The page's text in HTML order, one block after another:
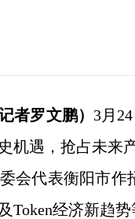
者罗文鹏） 3月
机遇，抢占未
会代表衡阳市
Token经济新趋